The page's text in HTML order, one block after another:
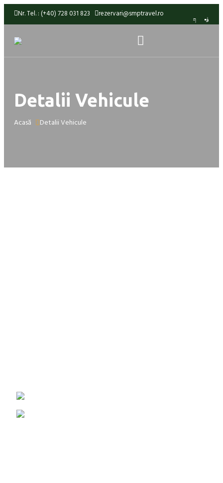
Nr. Tel. : (+40) 728 031 823 rezervari@smptravel.ro
Detalii Vehicule
Acasă Detalii Vehicule